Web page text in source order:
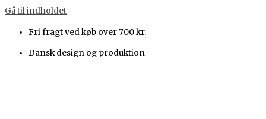
Gå til indholdet
Fri fragt ved køb over 700 kr.
Dansk design og produktion